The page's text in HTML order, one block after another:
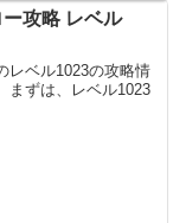
攻略 レベル
レベル1023の攻略情
まずは、レベル1023